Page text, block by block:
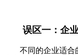
误区一：企
不同的企业适合的